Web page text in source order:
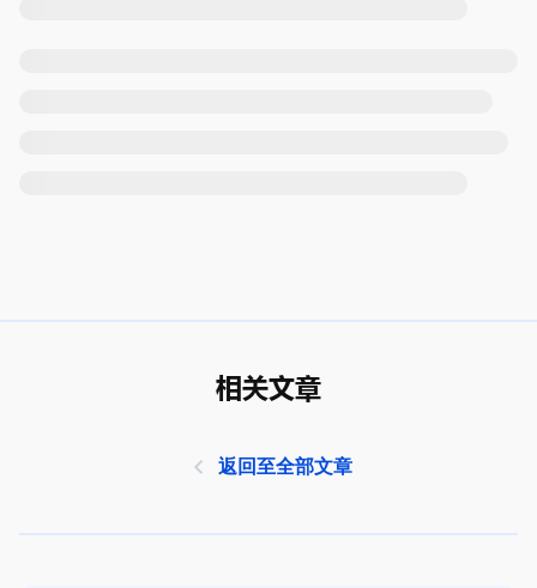
相关文章
返回至全部文章